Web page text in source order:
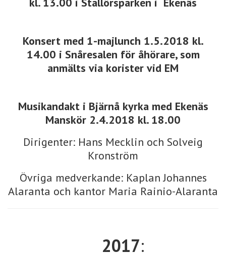
Konsert med 1-majlunch 1.5.2018 kl.
14.00 i Snåresalen för åhörare, som
anmälts via korister vid EM
Musikandakt i Bjärnå kyrka med Ekenäs
Manskör 2.4.2018 kl. 18.00
Dirigenter: Hans Mecklin och Solveig
Kronström
Övriga medverkande: Kaplan Johannes
Alaranta och kantor Maria Rainio-Alaranta
2017: